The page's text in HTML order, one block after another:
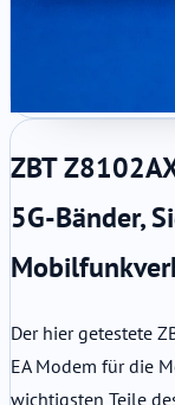
ZBT
5G-Bänder,
Der hier getestete
EA Modem für die
wichtigsten Teile